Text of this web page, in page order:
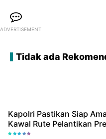
ADVERTISEMENT
Tidak ada
Kapolri Pastikan Siap
Kawal Rute Pelantikan